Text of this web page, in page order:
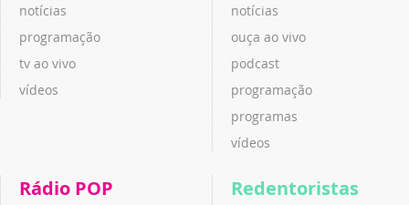
notícias
programação
tv ao vivo
vídeos
notícias
ouça ao vivo
podcast
programação
programas
vídeos
Rádio POP Redentoristas